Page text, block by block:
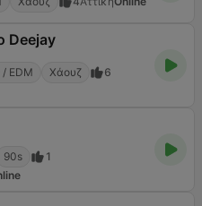
Deejay
EDM Χάουζ
6
90s
1